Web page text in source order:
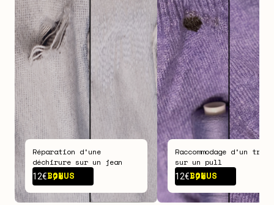
Réparation d‘une
déchirure sur un jean
12€BONUS -7€
Raccommodage d‘un trou
sur un pull
12€BONUS -7€